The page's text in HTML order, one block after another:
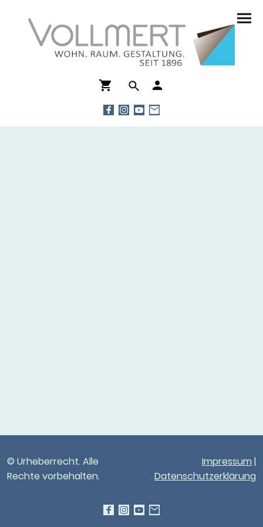
© Urheberrecht. Alle
Rechte vorbehalten.
Impressum |
Datenschutzerklärung